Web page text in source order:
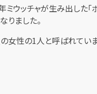
ウッチャが生み出した
りました。
性の1人と呼ばれてい